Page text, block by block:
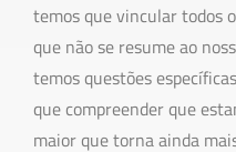
temos que vincular todos
que não se resume ao
temos questões
que compreender que
maior que torna ainda